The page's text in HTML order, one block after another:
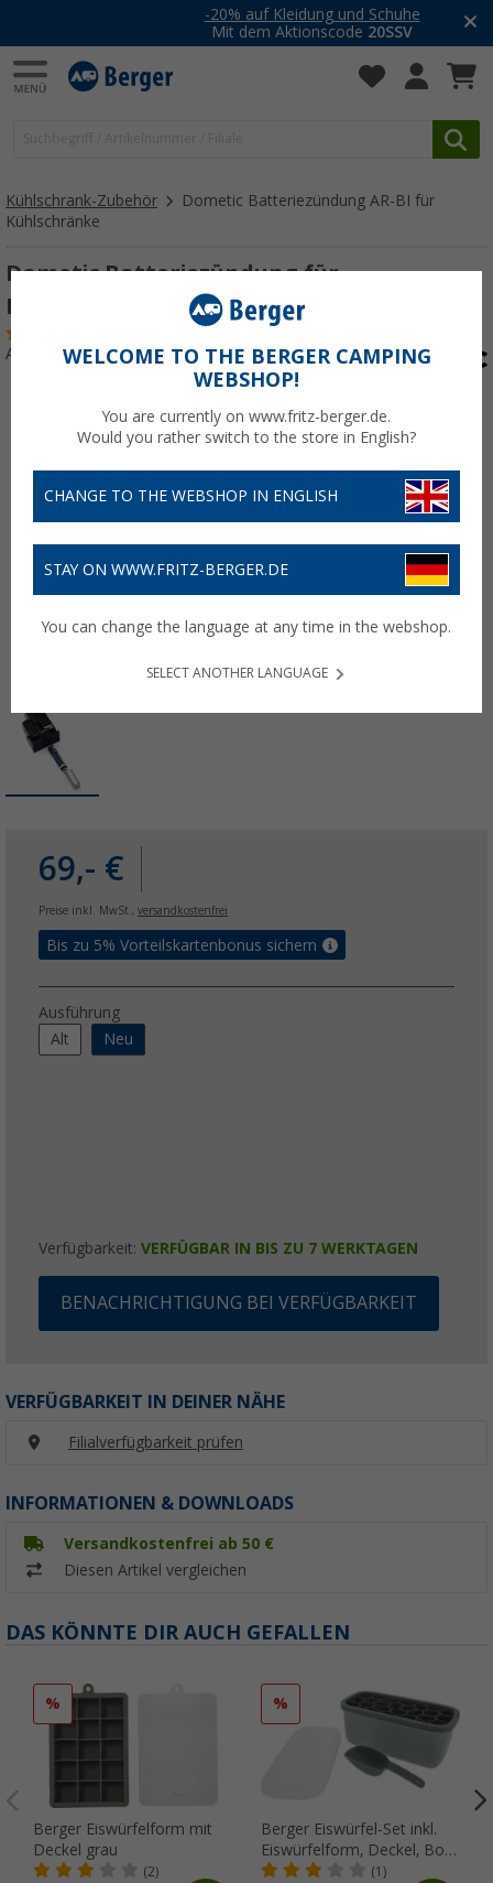
-20% auf Kleidung und Schuhe
Mit dem Aktionscode20SSV
Kühlschrank-Zubehör
Dometic Batteriezündung AR-BI für
Kühlschränke
Dometic Batteriezündung für
Kühlschränke NEU
Art.-Nr.: 510941
69,- €
Preise inkl. MwSt., versandkostenfrei
Bis zu 5% Vorteilskartenbonus sichern
Ausführung
Alt
Neu
Verfügbarkeit: VERFÜGBAR IN BIS ZU 7 WERKTAGEN
BENACHRICHTIGUNG BEI VERFÜGBARKEIT
VERFÜGBARKEIT IN DEINER NÄHE
Filialverfügbarkeit prüfen
INFORMATIONEN & DOWNLOADS
Versandkostenfrei ab 50 €
Diesen Artikel vergleichen
DAS KÖNNTE DIR AUCH GEFALLEN
%
Berger Eiswürfelform mit
Deckel grau
(2)
%
Berger Eiswürfel-Set inkl.
Eiswürfelform, Deckel, Box
und Eisschaufel grün
(1)
WELCOME TO THE BERGER CAMPING
WEBSHOP!
You are currently on www.fritz-berger.de.
Would you rather switch to the store in English?
CHANGE TO THE WEBSHOP IN ENGLISH
STAY ON WWW.FRITZ-BERGER.DE
You can change the language at any time in the webshop.
SELECT ANOTHER LANGUAGE